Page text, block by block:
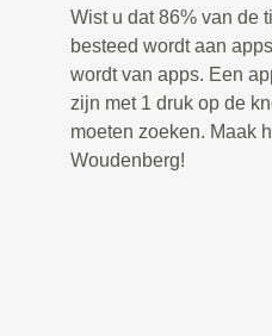
Wist u dat 86% van de
besteed wordt aan
wordt van apps. Een
zijn met 1 druk op de
moeten zoeken. Maak
Woudenberg!